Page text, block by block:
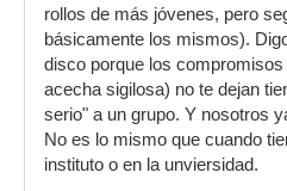
rollos de más jóvenes, pero
básicamente los mismos).
disco porque los
acecha sigilosa) no te dejan
serio" a un grupo. Y nosotros
No es lo mismo que cuando
instituto o en la unviersidad.